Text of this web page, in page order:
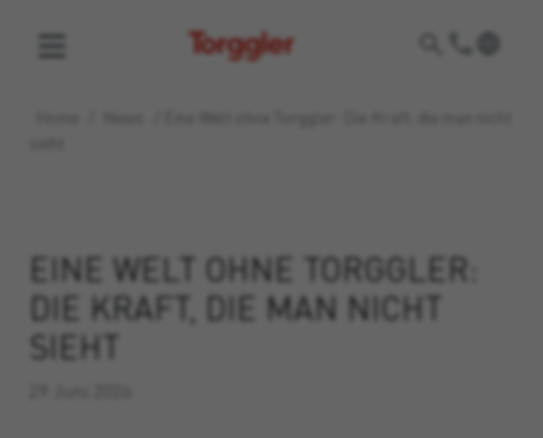
Torggler
EINE WELT OHNE TORGGLER:
DIE KRAFT, DIE MAN NICHT
SIEHT